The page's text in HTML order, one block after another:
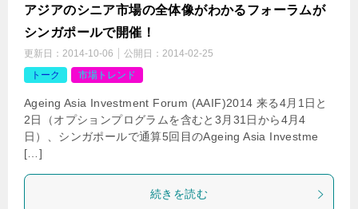
アジアのシニア市場の全体像がわかるフォーラムが
シンガポールで開催！
更新日： 2014-10-06 公開日： 2014-02-25
トーク
市場トレンド
Ageing Asia Investment Forum (AAIF)2014 来る4月1日と
2日（オプションプログラムを含むと3月31日から4月4
日）、シンガポールで通算5回目のAgeing Asia Investme
[…]
続きを読む